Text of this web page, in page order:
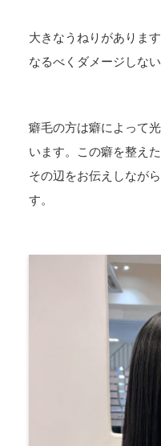
大きなうねりがありま
なるべくダメージしな
癖毛の方は癖によって
います。この癖を整え
その辺をお伝えしなが
す。